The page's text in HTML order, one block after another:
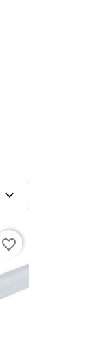
expand_more
favorite_border